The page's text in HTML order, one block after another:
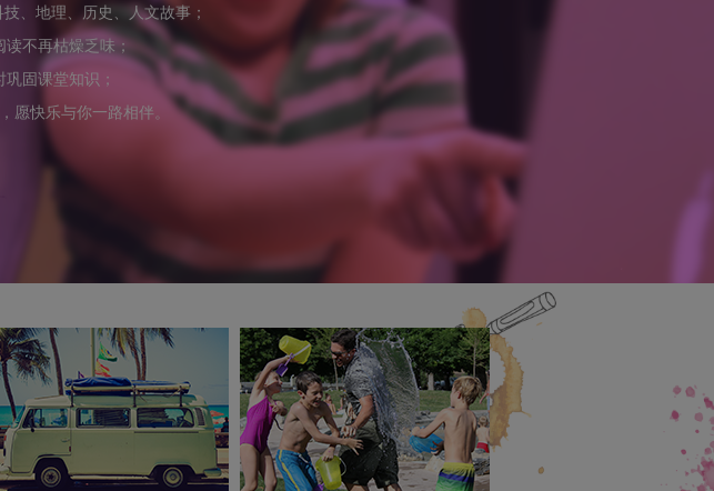
、地理、历史、人文故事；
不再枯燥乏味；
固课堂知识；
愿快乐与你一路相伴。